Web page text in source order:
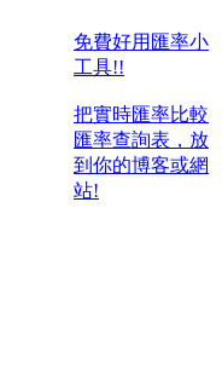
免費好用匯率小
工具!!
把實時匯率比較
匯率查詢表，放
到你的博客或網
站!